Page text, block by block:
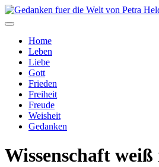
Home
Leben
Liebe
Gott
Frieden
Freiheit
Freude
Weisheit
Gedanken
Wissenschaft weiß